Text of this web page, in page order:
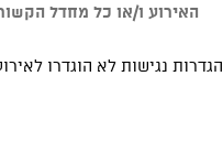
האירוע ו/או כל מחדל
הגדרות נגישות לא הוגדרו